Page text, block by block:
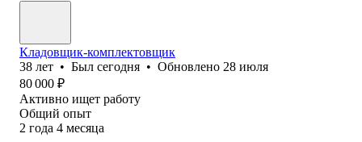
Кладовщик-комплектовщик
38 лет • Был сегодня • Обновлено 28 июля
80 000 ₽
Активно ищет работу
Общий опыт
2 года 4 месяца